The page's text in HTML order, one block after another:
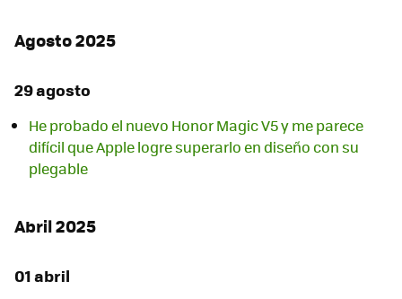
Agosto 2025
29 agosto
He probado el nuevo Honor Magic V5 y me parece
difícil que Apple logre superarlo en diseño con su
plegable
Abril 2025
01 abril